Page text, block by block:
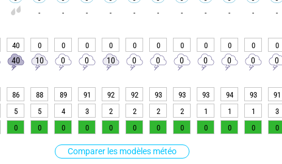
Comparer les modèles météo
- - - - - - - - - - -
40 0 0 0 0 0 0 0 0 0 0 0
40 10 0 0 10 0 0 0 0 0 0 0
86 88 89 91 92 92 93 93 93 94 93 91
5 5 4 3 2 2 2 2 1 1 1 3
0 0 0 0 0 0 0 0 0 0 0 0